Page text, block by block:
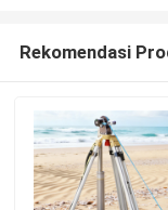
Rekomendasi